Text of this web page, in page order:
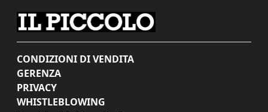
CONDIZIONI DI VENDITA
GERENZA
PRIVACY
WHISTLEBLOWING